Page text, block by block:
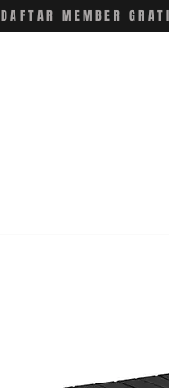
DAFTAR MEMBER